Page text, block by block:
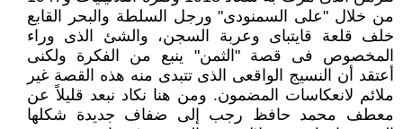
من خلال "على السمنودى" ورجل السلطة والبحر القابع
خلف قلعة قايتباى وعربة السجن، والشئ الذى وراء
المخصوص فى قصة "الثمن" ينبع من الفكرة ولكنى
أعتقد أن النسيج الواقعى الذى تتبدى منه هذه القصة غير
ملائم لانعكاسات المضمون. ومن هنا نكاد نبعد قليلاً عن
معطف محمد حافظ رجب إلى ضفاف جديدة شكلها